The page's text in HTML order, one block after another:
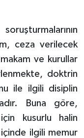
ceza verilecek
ve kurullar
doktrin
ile ilgili disiplin
Buna göre,
kusurlu halin
ilgili memur